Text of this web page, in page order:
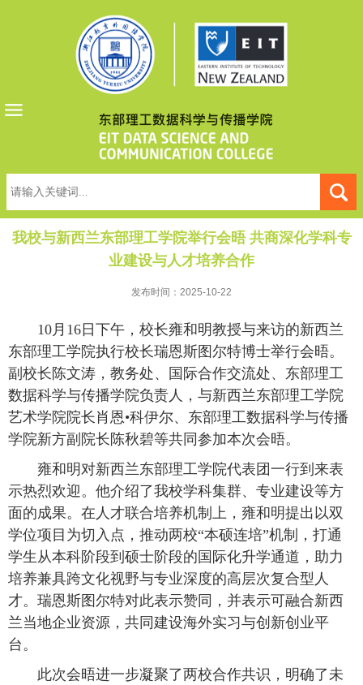
我校与新西兰东部理工学院举行会晤 共商深化学科专
业建设与人才培养合作
发布时间：2025-10-22
10月16日下午，校长雍和明教授与来访的新西兰
东部理工学院执行校长瑞恩斯图尔特博士举行会晤。
副校长陈文涛，教务处、国际合作交流处、东部理工
数据科学与传播学院负责人，与新西兰东部理工学院
艺术学院院长肖恩•科伊尔、东部理工数据科学与传播
学院新方副院长陈秋碧等共同参加本次会晤。
雍和明对新西兰东部理工学院代表团一行到来表
示热烈欢迎。他介绍了我校学科集群、专业建设等方
面的成果。在人才联合培养机制上，雍和明提出以双
学位项目为切入点，推动两校“本硕连培”机制，打通
学生从本科阶段到硕士阶段的国际化升学通道，助力
培养兼具跨文化视野与专业深度的高层次复合型人
才。瑞恩斯图尔特对此表示赞同，并表示可融合新西
兰当地企业资源，共同建设海外实习与创新创业平
台。
此次会晤进一步凝聚了两校合作共识，明确了未